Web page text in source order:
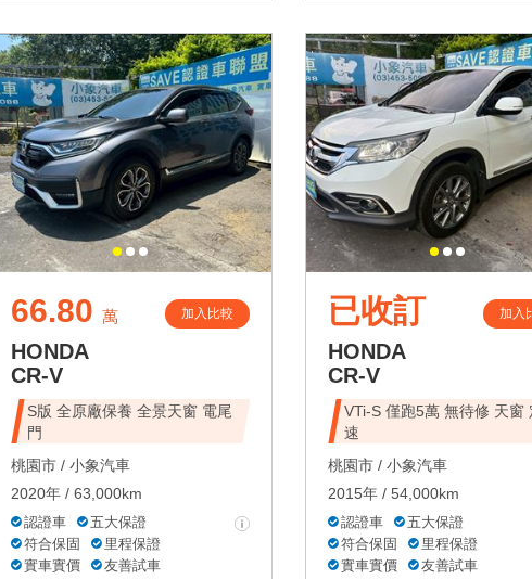
66.80 萬 加入比較
HONDA
CR-V
S版 全原廠保養 全景天窗 電尾
門
桃園市 / 小象汽車
2020年 / 63,000km
認證車
五大保證
符合保固
里程保證
實車實價
友善試車
已收訂 加入
HONDA
CR-V
VTi-S 僅跑5萬 無待修 天窗
速
桃園市 / 小象汽車
2015年 / 54,000km
認證車
五大保證
符合保固
里程保證
實車實價
友善試車